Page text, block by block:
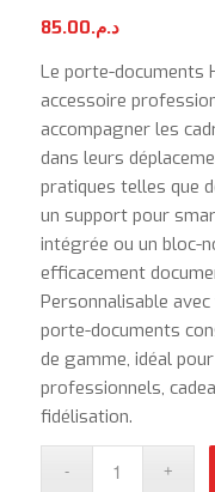
د.م.85.00
Le porte-documents
accessoire
accompagner les
dans leurs
pratiques telles que
un support pour
intégrée ou un bloc-
efficacement
Personnalisable
porte-documents
de gamme, idéal
professionnels,
fidélisation.